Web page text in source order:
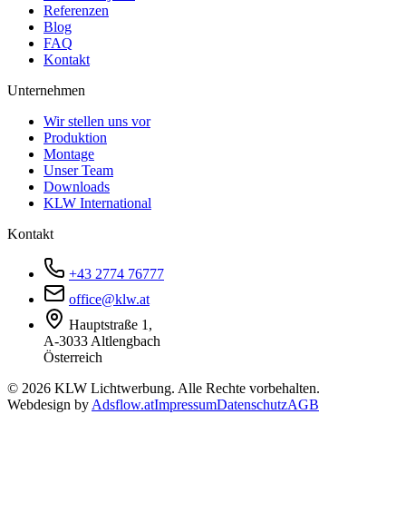
Referenzen
Blog
FAQ
Kontakt
Unternehmen
Wir stellen uns vor
Produktion
Montage
Unser Team
Downloads
KLW International
Kontakt
+43 2774 76777
office@klw.at
Hauptstraße 1,
A-3033 Altlengbach
Österreich
© 2026 KLW Lichtwerbung. Alle Rechte vorbehalten.
Webdesign by Adsflow.atImpressumDatenschutzAGB